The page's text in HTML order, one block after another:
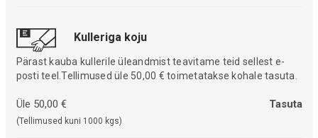
Kulleriga koju
Pärast kauba kullerile üleandmist teavitame teid sellest e-
posti teel.Tellimused üle 50,00 € toimetatakse kohale tasuta.
Üle 50,00 €
(Tellimused kuni 1000 kgs)
Tasuta